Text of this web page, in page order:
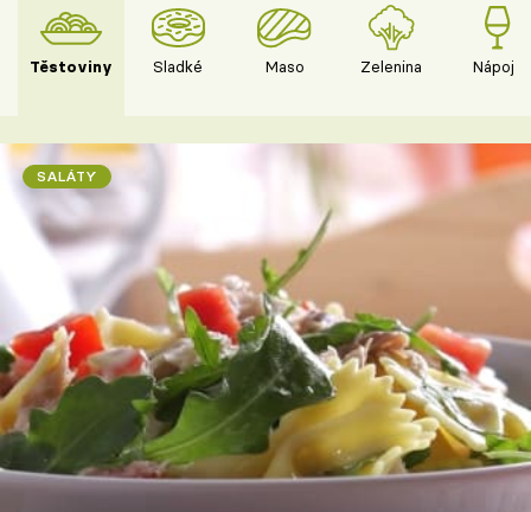
Těstoviny Sladké Maso Zelenina Nápoje
SALÁTY